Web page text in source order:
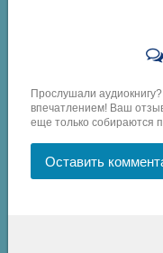
Прослушали
впечатлением! Ваш
еще только собираются
Оставить